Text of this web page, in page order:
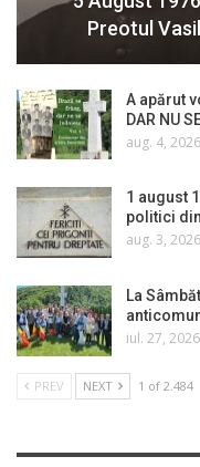
Preotul
A apărut
DAR NU
aug. 4, 2026
1 august
politici
aug. 3, 2026
La
iul. 27, 2026
PREV NEXT 1 of 2.484